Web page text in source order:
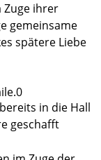
Zuge ihrer
gemeinsame
spätere Liebe
in die Hall
geschafft